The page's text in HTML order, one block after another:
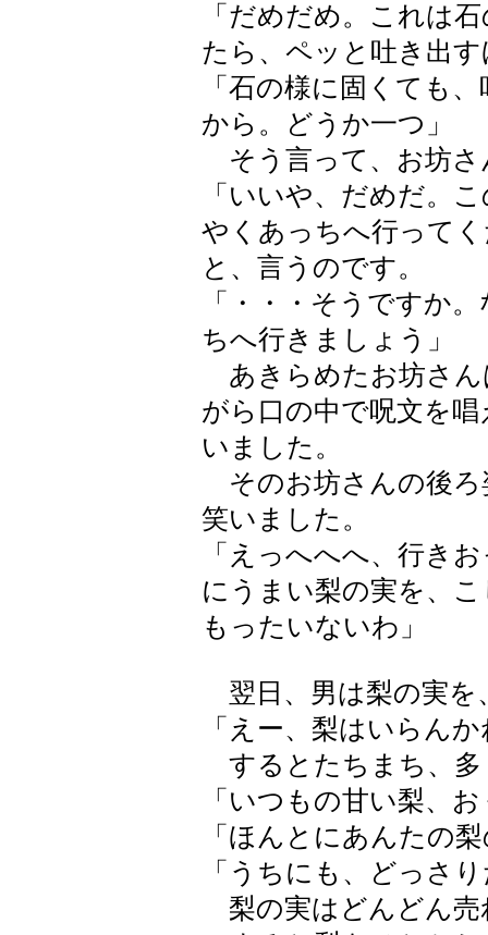
「だめだめ。これは
たら、ペッと吐き出
「石の様に固くても
から。どうか一つ」
そう言って、お坊さ
「いいや、だめだ。
やくあっちへ行って
と、言うのです。
「・・・そうですか
ちへ行きましょう」
あきらめたお坊さん
がら口の中で呪文を
いました。
そのお坊さんの後ろ
笑いました。
「えっへへへ、行き
にうまい梨の実を、
もったいないわ」
翌日、男は梨の実を
「えー、梨はいらん
するとたちまち、多
「いつもの甘い梨、
「ほんとにあんたの
「うちにも、どっさ
梨の実はどんどん売